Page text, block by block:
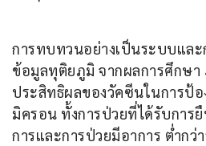
การทบทวนอย่างเป็นระบบแล
ข้อมูลทุติยภูมิ จากผลการศึกษา
ประสิทธิผลของวัคซีนในการป้อ
มิครอน ทั้งการป่วยที่ได้รับกา
การและการป่วยมีอาการ ต่ำกว่